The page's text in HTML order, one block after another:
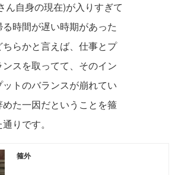
ん自身の現在)が入りすぎて
時間が遅い時期があった
らかと言えば、仕事とプ
スを取ってて、そのイン
トのバランスが崩れてい
た一因だということを箍
りです。
箍外